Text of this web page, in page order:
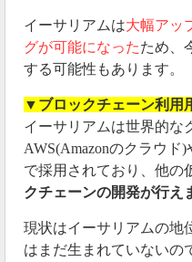
イーサリアムは大幅アッ
グが可能になったため、
する可能性もあります。
▼ブロックチェーン利用
イーサリアムは世界的な
AWS(Amazonのクラウド
で採用されており、他の
クチェーンの開発が行え
現状はイーサリアムの地
はまだ生まれていないの